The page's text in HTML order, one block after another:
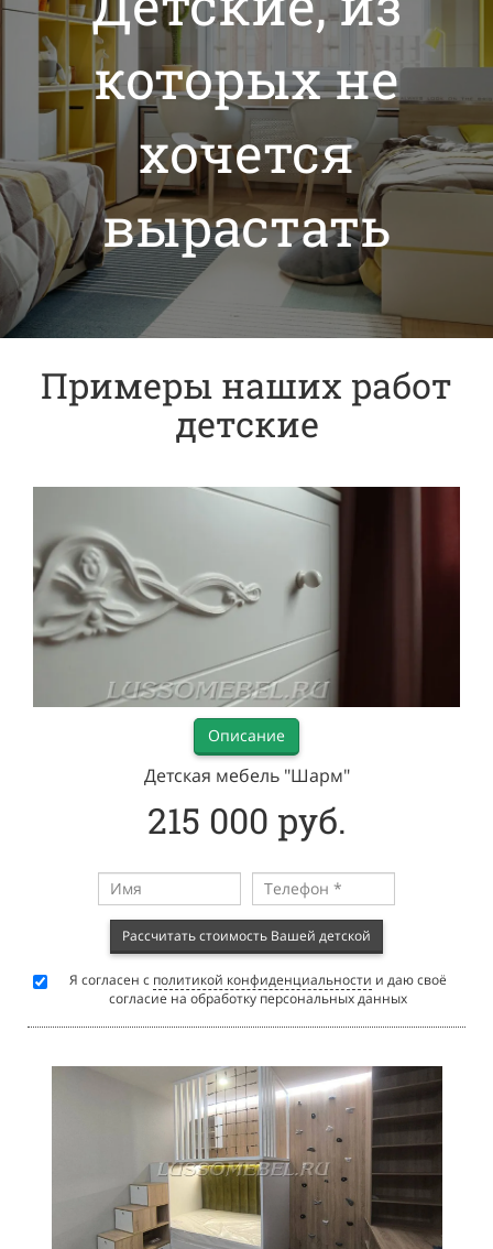
которых не
хочется
вырастать
Примеры наших работ
детские
Описание
Детская мебель "Шарм"
215 000 руб.
Рассчитать стоимость Вашей детской
Я согласен с политикой конфиденциальности и даю своё
согласие на обработку персональных данных